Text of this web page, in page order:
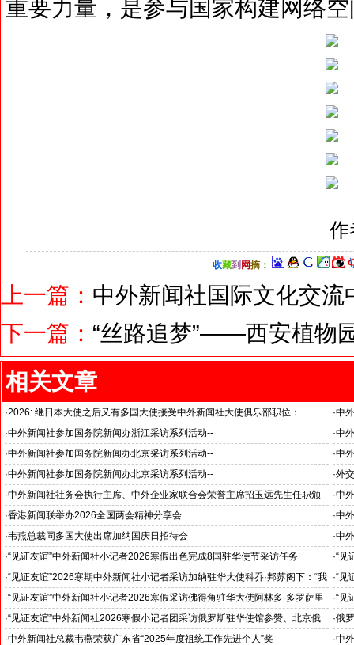
重要力量，是参与国家构建网络
收藏到 网摘：
上一篇： 中外新闻社国际文化交
下一篇： “丝路追梦”——西安植物
相关文章
·2026: 继日本大使之后又有多国大使接受中外新闻社大使俱乐部职位：
国之交在于民相亲, 民相亲在于心相通
·中
·中外新闻社参加国务院新闻办浙江采访系列活动--
推动科技创新和产业创新深度融合
·中
“科
·中外新闻社参加国务院新闻办北京采访系列活动--
见证科技创新和产业创新高质量发展
·中
小
·中外新闻社参加国务院新闻办北京采访系列活动--
北京人形机器人创新中心打造具有全球影响力的应用示范高地
·外
·中外新闻社社务会执行主席、中外企业家联合会荣誉主席招玉远先生任职颁
证仪式在香港举行
·中
·香港新闻联举办2026全国两会精神分享会 ·中
对
·韦燕总裁同多国大使出席加纳国庆日招待会 ·中
·“见证友谊”中外新闻社小记者2026寒假出色完成8国驻华使节采访任务
斯洛伐克驻华大使莱齐亚克阁下为小记者们颁发“优秀小记者(优秀小小外交
官)”证书
·“见
下：
·“见证友谊”2026寒期中外新闻社小记者采访加纳驻华大使科乔·邦苏阁下：“我
十分享受在中国的时光……”
·“见
们将
·“见证友谊”中外新闻社小记者2026寒假采访佛得角驻华大使阿林多·多罗萨里
奥阁下: 期待两国青少年成为发展中佛友好关系新的动力
·“见
就是
·“见证友谊”中外新闻社2026寒假小记者团采访俄罗斯驻华使馆参赞、北京俄
罗斯文化中心主任吴丹娜女士: “中俄关系稳如泰山坚如磐石”
·俄
·中外新闻社总裁韦燕荣获广东省“2025年度祖统工作先进个人”奖 ·中